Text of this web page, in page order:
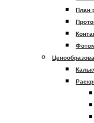
План